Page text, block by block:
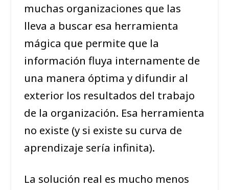
muchas organizaciones que las
lleva a buscar esa herramienta
mágica que permite que la
información fluya internamente de
una manera óptima y difundir al
exterior los resultados del trabajo
de la organización. Esa herramienta
no existe (y si existe su curva de
aprendizaje sería infinita).
La solución real es mucho menos